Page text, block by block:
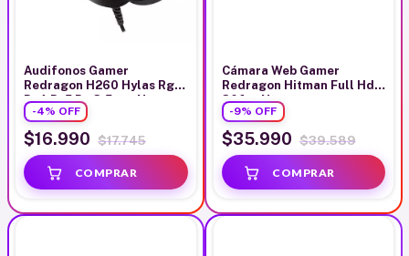
Audifonos Gamer
Redragon H260 Hylas Rgb
Ps4 Ps5 Pc 3.5mm Negro
-4% OFF
$16.990 $17.745
Cámara Web Gamer
Redragon Hitman Full Hd
30fps Negro
-9% OFF
$35.990 $39.589